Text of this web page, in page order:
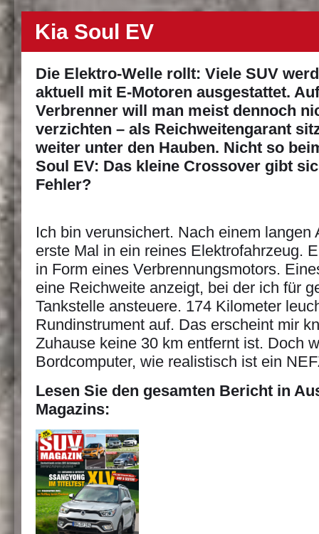
Kia Soul EV
Die Elektro-Welle rollt: Viele SUV
aktuell mit E-Motoren ausgestattet.
Verbrenner will man meist dennoch
verzichten – als Reichweitengarant
weiter unter den Hauben. Nicht so
Soul EV: Das kleine Crossover gibt
Fehler?
Ich bin verunsichert. Nach einem langen
erste Mal in ein reines Elektrofahrzeug.
in Form eines Verbrennungsmotors.
eine Reichweite anzeigt, bei der ich für
Tankstelle ansteuere. 174 Kilometer
Rundinstrument auf. Das erscheint mir
Zuhause keine 30 km entfernt ist. Doch
Bordcomputer, wie realistisch ist ein
Lesen Sie den gesamten Bericht in
Magazins: